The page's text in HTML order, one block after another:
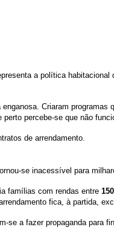
a política
Criaram
percebe-se que não
de arrendamento.
se inacessível para
famílias com rendas entre
fica, à partida,
a fazer propaganda para